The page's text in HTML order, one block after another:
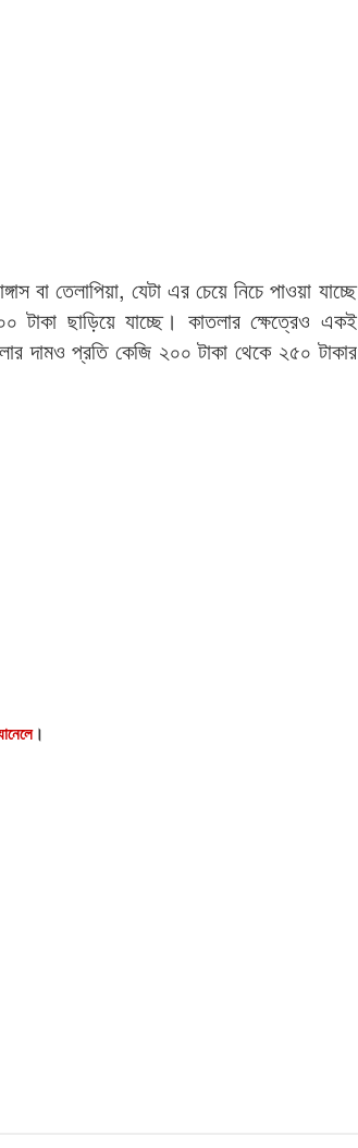
বা তেলাপিয়া, যেটা এর চেয়ে নিচে পাওয়া যাচ্ছে
ছাড়িয়ে যাচ্ছে। কাতলার ক্ষেত্রেও একই
দামও প্রতি কেজি ২০০ টাকা থেকে ২৫০ টাকার
।